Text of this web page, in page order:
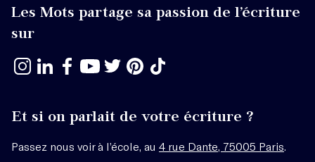
Les Mots partage sa passion de l’écriture
sur
Et si on parlait de votre écriture ?
Passez nous voir à l’école, au 4 rue Dante, 75005 Paris